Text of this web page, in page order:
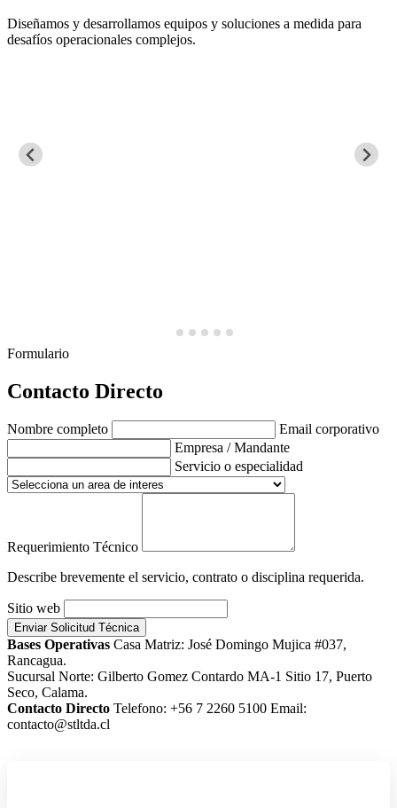
Diseñamos y desarrollamos equipos y soluciones a medida para
desafíos operacionales complejos.
Formulario
Contacto Directo
Nombre completo
Email corporativo
Empresa / Mandante
Servicio o especialidad
Requerimiento Técnico
Describe brevemente el servicio, contrato o disciplina requerida.
Sitio web
Enviar Solicitud Técnica
Bases Operativas Casa Matriz: José Domingo Mujica #037,
Rancagua.
Sucursal Norte: Gilberto Gomez Contardo MA-1 Sitio 17, Puerto
Seco, Calama.
Contacto Directo Telefono: +56 7 2260 5100 Email:
contacto@stltda.cl